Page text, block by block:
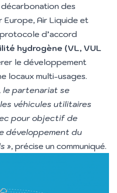
des
Air Liquide et
d’accord
hydrogène (VL, VUL
le développement
locaux multi-usages.
le partenariat se
véhicules utilitaires
pour objectif de
développement du
», précise un communiqué.